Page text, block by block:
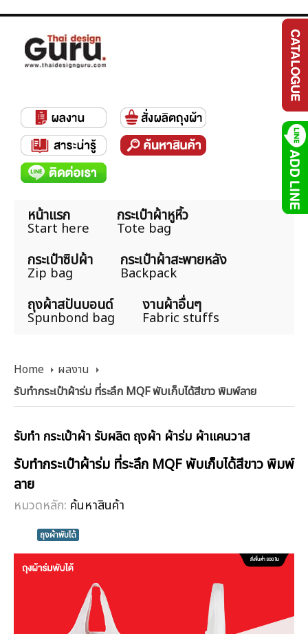
หน้าแรก
Start here
กระเป๋าผ้าหูหิ้ว
Tote bag
กระเป๋าซิปผ้า
Zip bag
กระเป๋าผ้าสะพายหลัง
Backpack
ถุงผ้าสปันบอนด์
Spunbond bag
งานผ้าอื่นๆ
Fabric stuffs
Home
ผลงาน
รับทำกระเป๋าผ้าร่ม ที่ระลึก MQF พับเก็บได้สีขาว พิมพ์ลาย
รับทำ กระเป๋าผ้า รับผลิต ถุงผ้า ผ้าร่ม ผ้าแคนวาส
รับทำกระเป๋าผ้าร่ม ที่ระลึก MQF พับเก็บได้สีขาว พิมพ์
ลาย
หมวดหลัก: ค้นหาสินค้า
ถุงผ้าพับได้